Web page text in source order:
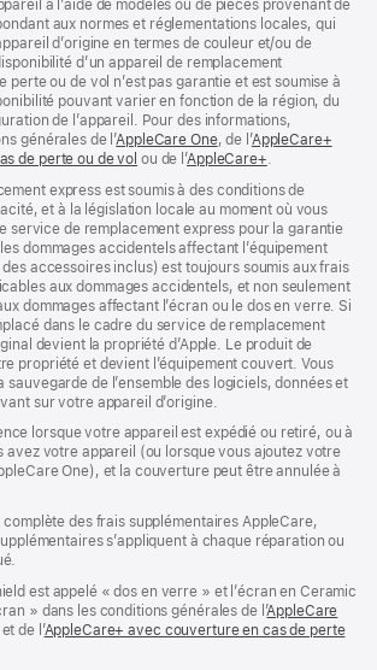
à l’aide de modèles ou de pièces provenant de
aux normes et réglementations locales, qui
d’origine en termes de couleur et/ou de
d’un appareil de remplacement
perte ou de vol n’est pas garantie et est soumise à
pouvant varier en fonction de la région, du
de l’appareil. Pour des informations,
générales de l’AppleCare One(s’ouvre
dans
nouvelle
fenêtre)
, de l’AppleCare+
de perte ou de vol (s’ouvre
une
nouvelle
fenêtre)
ou de l’AppleCare+(s’ouvre
une
nouvelle
fenêtre)
.
express est soumis à des conditions de
et à la législation locale au moment où vous
service de remplacement express pour la garantie
dommages accidentels affectant l’équipement
accessoires inclus) est toujours soumis aux frais
aux dommages accidentels, et non seulement
dommages affectant l’écran ou le dos en verre. Si
dans le cadre du service de remplacement
devient la propriété d’Apple. Le produit de
propriété et devient l’équipement couvert. Vous
sauvegarde de l’ensemble des logiciels, données et
sur votre appareil d’origine.
lorsque votre appareil est expédié ou retiré, ou à
avez votre appareil (ou lorsque vous ajoutez votre
One), et la couverture peut être annulée à
des frais supplémentaires AppleCare,
s’appliquent à chaque réparation ou
est appelé « dos en verre » et l’écran en Ceramic
» dans les conditions générales de l’AppleCare
(s’ouvre
et de l’AppleCare+ avec couverture en cas de perte